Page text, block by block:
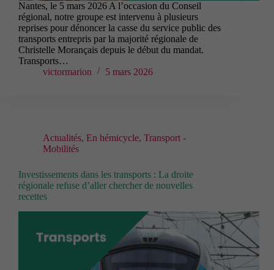
Nantes, le 5 mars 2026 A l’occasion du Conseil
régional, notre groupe est intervenu à plusieurs
reprises pour dénoncer la casse du service public des
transports entrepris par la majorité régionale de
Christelle Morançais depuis le début du mandat.
Transports…
victormarion
5 mars 2026
Actualités, En hémicycle, Transport -
Mobilités
Investissements dans les transports : La droite
régionale refuse d’aller chercher de nouvelles
recettes